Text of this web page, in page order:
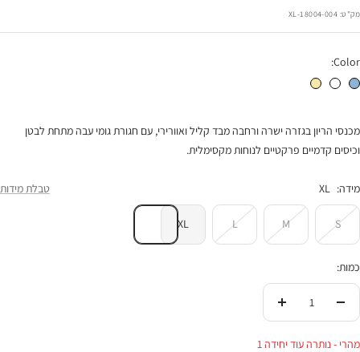
בהנחה
מק"ט: 18004-004-XL
Color:
מכנסי סידני תכלתמכנסי סידני לבן זק'רדמכנסי סידני חמאה
מכנסי הריון בגזרה ישרה ורחבה מבד קליל ואוורירי, עם חגורת גומי עבה מתחת לבטן
וכיסים קדמיים פרקטיים לנוחות מקסימלית.
מידה: XL טבלת מידות
S
M
L
XL
כמות:
העלי
מהרי - נותרה עוד יחידה 1